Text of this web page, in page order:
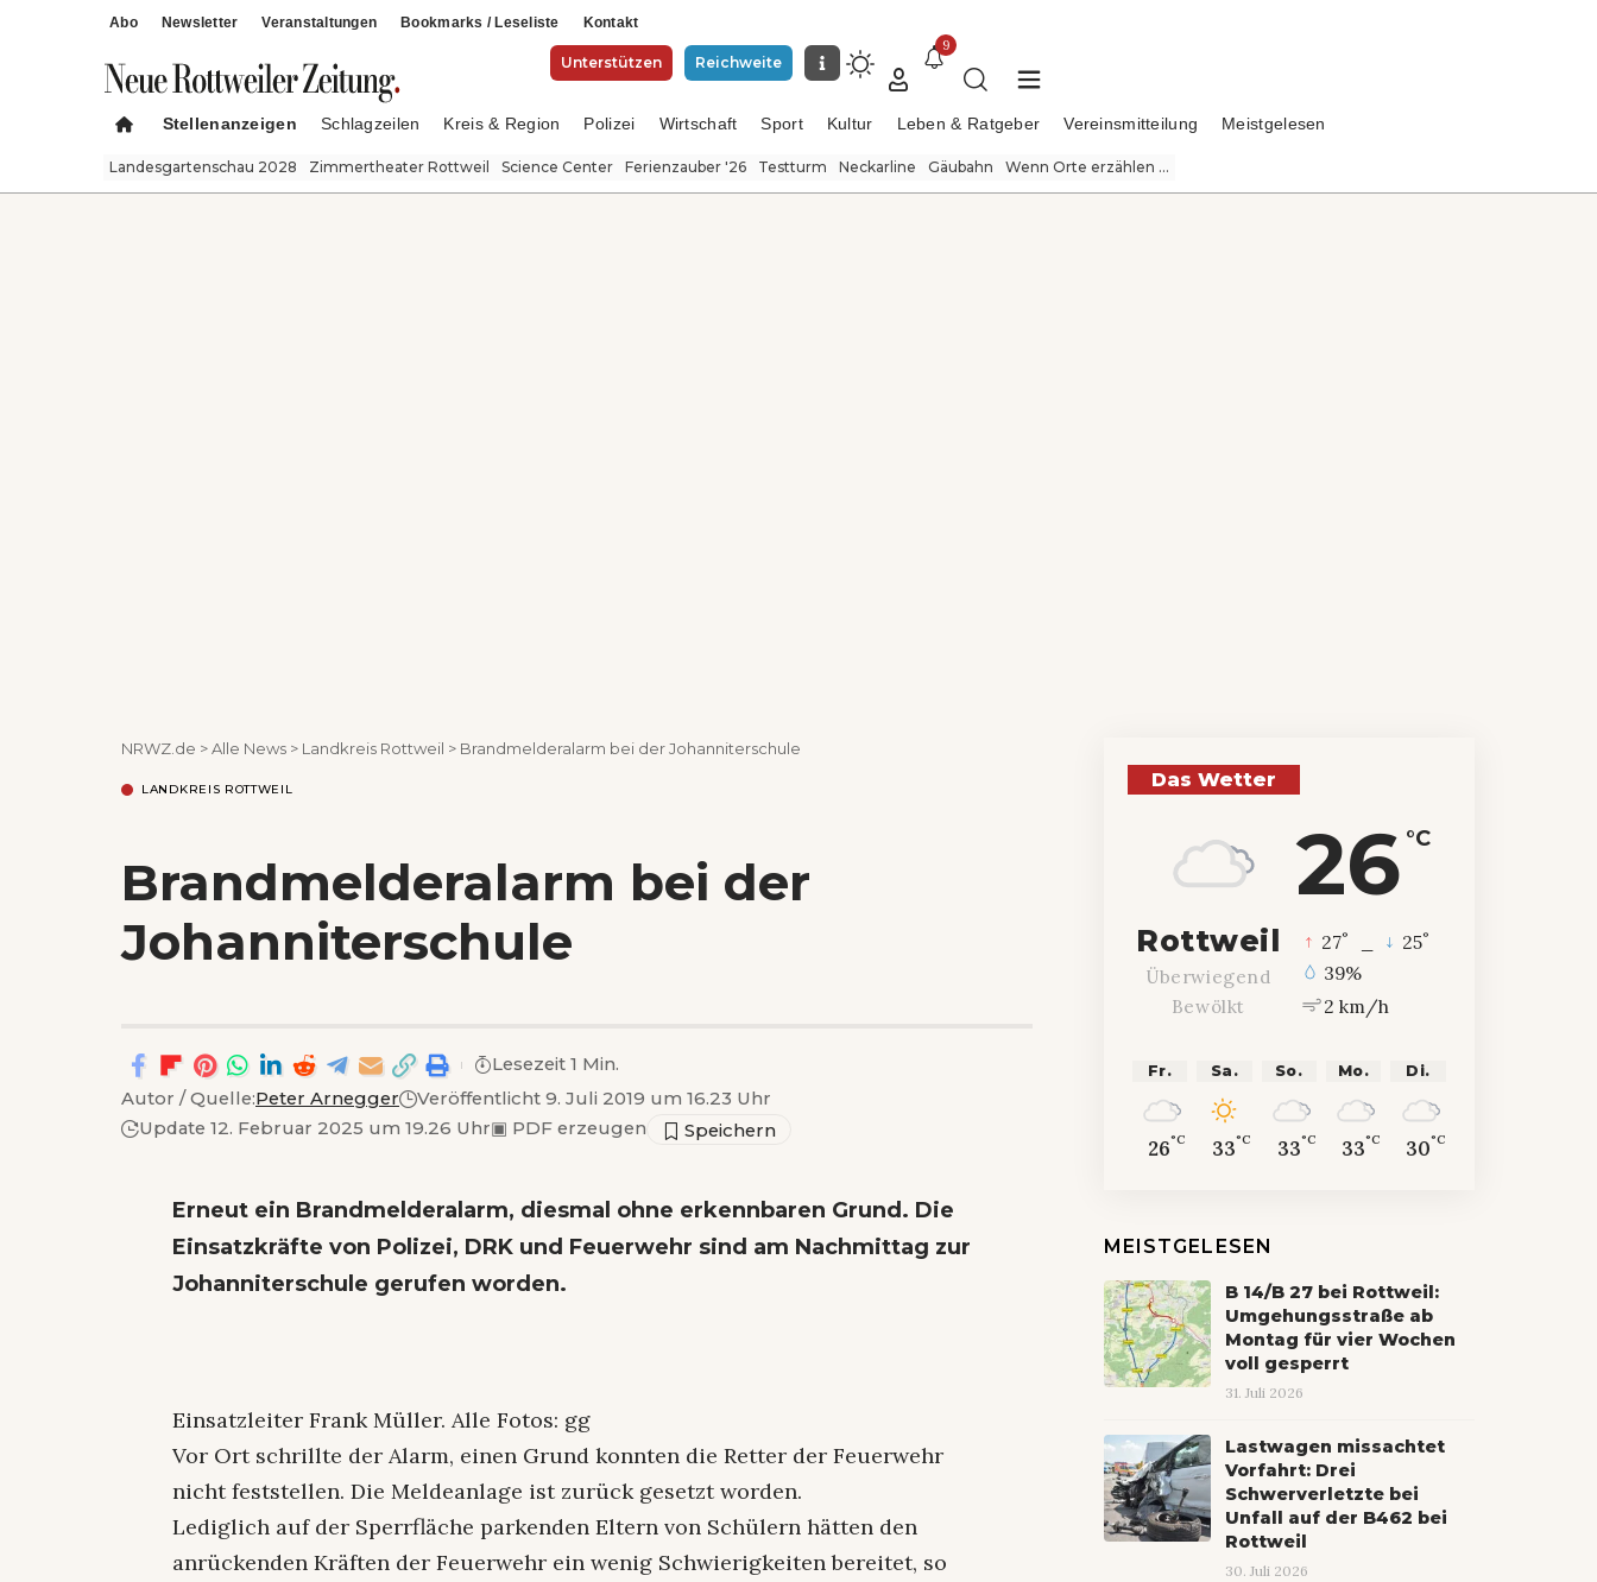
Abo Newsletter Veranstaltungen Bookmarks / Leseliste Kontakt
Unterstützen Reichweite
9
Stellenanzeigen Schlagzeilen Kreis & Region Polizei Wirtschaft Sport Kultur Leben & Ratgeber Vereinsmitteilung Meistgelesen
Landesgartenschau 2028 Zimmertheater Rottweil Science Center Ferienzauber '26 Testturm Neckarline Gäubahn Wenn Orte erzählen ...
NRWZ.de >Alle News > Landkreis Rottweil > Brandmelderalarm bei der Johanniterschule
LANDKREIS ROTTWEIL
Brandmelderalarm bei der
Johanniterschule
Autor / Quelle:Peter Arnegger
Veröffentlicht 9. Juli 2019 um 16.23 Uhr
Update 12. Februar 2025 um 19.26 Uhr▣ PDF erzeugen
Lesezeit 1 Min.
Erneut ein Brandmelderalarm, diesmal ohne erkennbaren Grund. Die
Einsatzkräfte von Polizei, DRK und Feuerwehr sind am Nachmittag zur
Johanniterschule gerufen worden.
Einsatzleiter Frank Müller. Alle Fotos: gg
Vor Ort schrillte der Alarm, einen Grund konnten die Retter der Feuerwehr
nicht feststellen. Die Meldeanlage ist zurück gesetzt worden.
Lediglich auf der Sperrfläche parkenden Eltern von Schülern hätten den
anrückenden Kräften der Feuerwehr ein wenig Schwierigkeiten bereitet, so
Das Wetter
26 °C
Rottweil
Überwiegend
Bewölkt
27° 25°
39%
2 km/h
Fr.
26°C
Sa.
33°C
So.
33°C
Mo.
33°C
Di.
30°C
MEISTGELESEN
B 14/B 27 bei Rottweil:
Umgehungsstraße ab
Montag für vier Wochen
voll gesperrt
31. Juli 2026
Lastwagen missachtet
Vorfahrt: Drei
Schwerverletzte bei
Unfall auf der B462 bei
Rottweil
30. Juli 2026